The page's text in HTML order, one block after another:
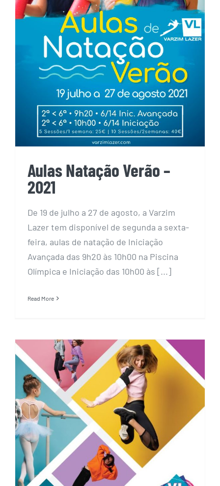
Aulas Natação Verão – 2021
Aulas Natação Verão –
2021
De 19 de julho a 27 de agosto, a Varzim
Lazer tem disponível de segunda a sexta-
feira, aulas de natação de Iniciação
Avançada das 9h20 às 10h00 na Piscina
Olímpica e Iniciação das 10h00 às [...]
Read More
Inscrições VL Dance